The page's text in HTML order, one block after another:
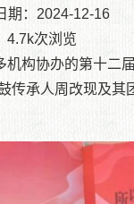
期：2024-12-16
4.7k次浏览
构协办的第十二
传承人周改现及其